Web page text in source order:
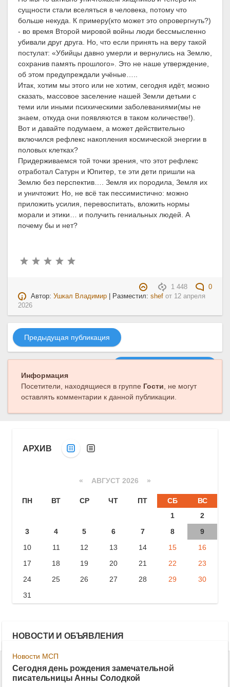
сущности стали вселяться в человека, потому что
больше некуда. К примеру(кто может это опровергнуть?)
- во время Второй мировой войны люди бессмысленно
убивали друг друга. Но, что если принять на веру такой
постулат: «Убийцы давно умерли и вернулись на Землю,
сохранив память прошлого». Это не наше утверждение,
об этом предупреждали учёные…..
Итак, хотим мы этого или не хотим, сегодня идёт, можно
сказать, массовое заселение нашей Земли детьми с
теми или иными психическими заболеваниями(мы не
знаем, откуда они появляются в таком количестве!).
Вот и давайте подумаем, а может действительно
включился рефлекс накопления космической энергии в
половых клетках?
Придерживаемся той точки зрения, что этот рефлекс
отработал Сатурн и Юпитер, т.е эти дети пришли на
Землю без перспектив…. Земля их породила, Земля их
и уничтожит. Но, не всё так пессимистично: можно
приложить усилия, перевоспитать, вложить нормы
морали и этики… и получить гениальных людей. А
почему бы и нет?
1 448
0
Автор:Ушкал Владимир | Разместил:shef от 12 апреля
2026
Предыдущая публикация
Информация
Посетители, находящиеся в группе Гости, не могут
оставлять комментарии к данной публикации.
АРХИВ
« АВГУСТ 2026 »
ПН ВТ СР ЧТ ПТ СБ
ВС
1
2
3
4 5 6 7 8
9
10
11 12 13 14 15
16
17
18 19 20 21 22
23
24
25 26 27 28 29
30
31
НОВОСТИ И ОБЪЯВЛЕНИЯ
Новости МСП
Сегодня день рождения замечательной
писательницы Анны Солодкой